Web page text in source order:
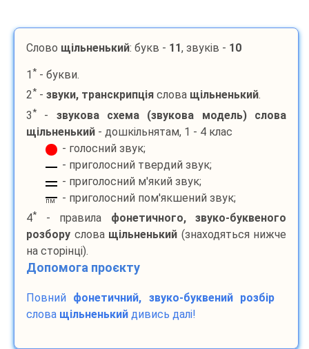
Слово щільненький: букв - 11, звуків - 10
1 * - букви.
2* - звуки, транскрипція слова щільненький.
3* - звукова схема (звукова модель) слова
щільненький - дошкільнятам, 1 - 4 клас
- голосний звук;
- приголосний твердий звук;
- приголосний м'який звук;
пм
- приголосний пом'якшений звук;
4* - правила фонетичного, звуко-буквеного
розбору слова щільненький (знаходяться нижче
на сторінці).
Допомога проєкту
Повний фонетичний, звуко-буквений розбір
слова щільненький дивись далі!